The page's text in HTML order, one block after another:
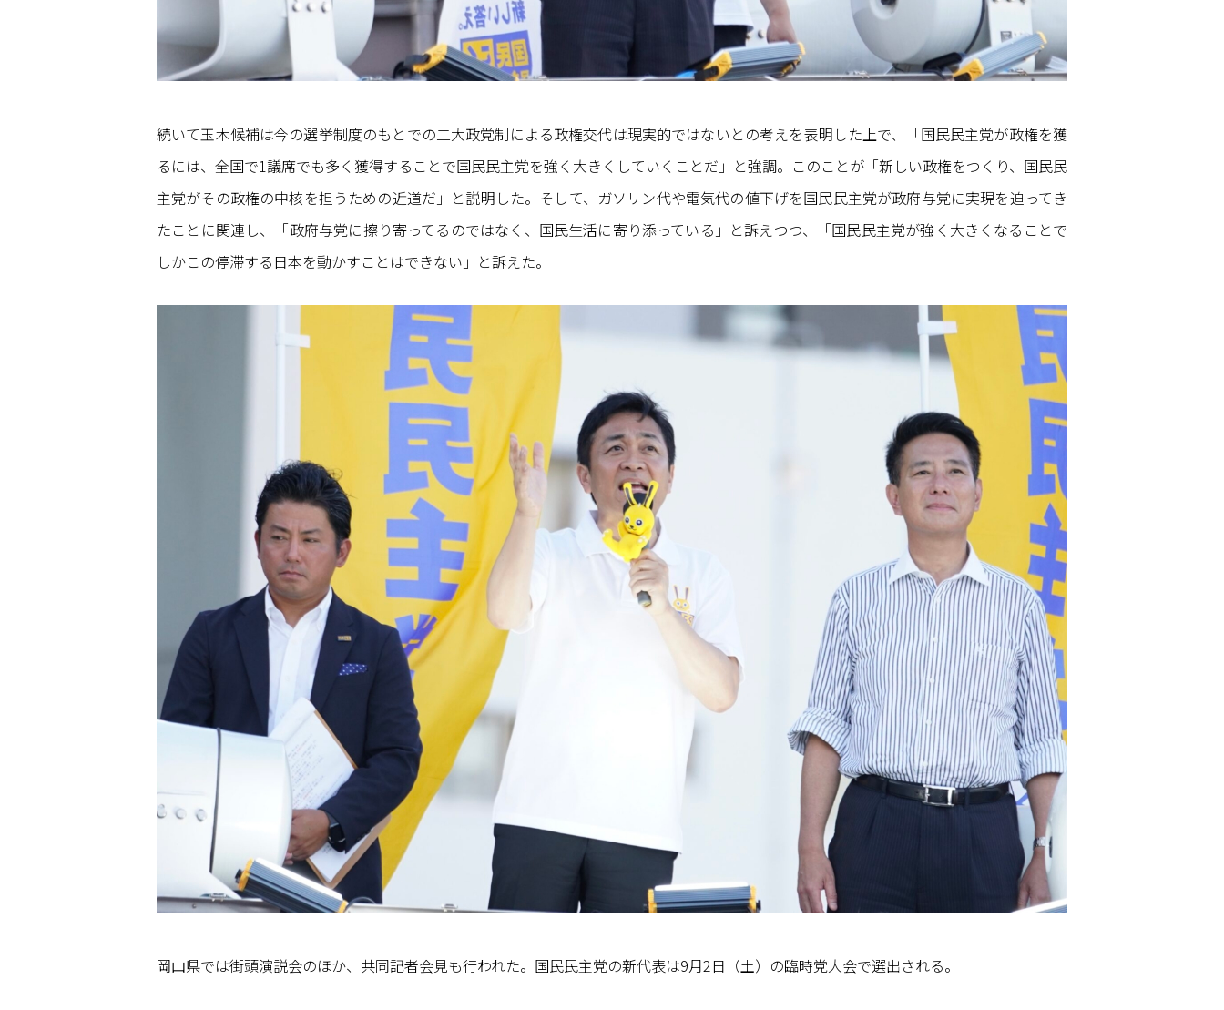
続いて玉木候補は今の選挙制度のもとでの二大政党制による政権交代は現実的ではないとの考えを表明した上で、「国民民主党が政権を獲
るには、全国で1議席でも多く獲得することで国民民主党を強く大きくしていくことだ」と強調。このことが「新しい政権をつくり、国民民
主党がその政権の中核を担うための近道だ」と説明した。そして、ガソリン代や電気代の値下げを国民民主党が政府与党に実現を迫ってき
たことに関連し、「政府与党に擦り寄ってるのではなく、国民生活に寄り添っている」と訴えつつ、「国民民主党が強く大きくなることで
しかこの停滞する日本を動かすことはできない」と訴えた。
岡山県では街頭演説会のほか、共同記者会見も行われた。国民民主党の新代表は9月2日（土）の臨時党大会で選出される。